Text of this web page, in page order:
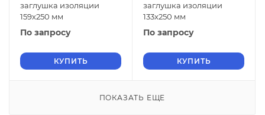
заглушка изоляции
159х250 мм
По запросу
КУПИТЬ
заглушка изоляции
133х250 мм
По запросу
КУПИТЬ
ПОКАЗАТЬ ЕЩЕ